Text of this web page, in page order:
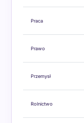
Praca
Prawo
Przemysł
Rolnictwo